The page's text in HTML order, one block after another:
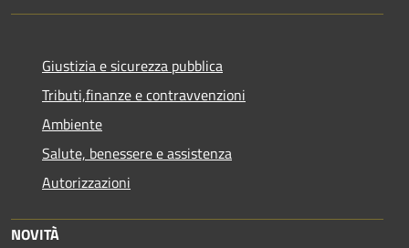
Giustizia e sicurezza pubblica
Tributi,finanze e contravvenzioni
Ambiente
Salute, benessere e assistenza
Autorizzazioni
NOVITÀ